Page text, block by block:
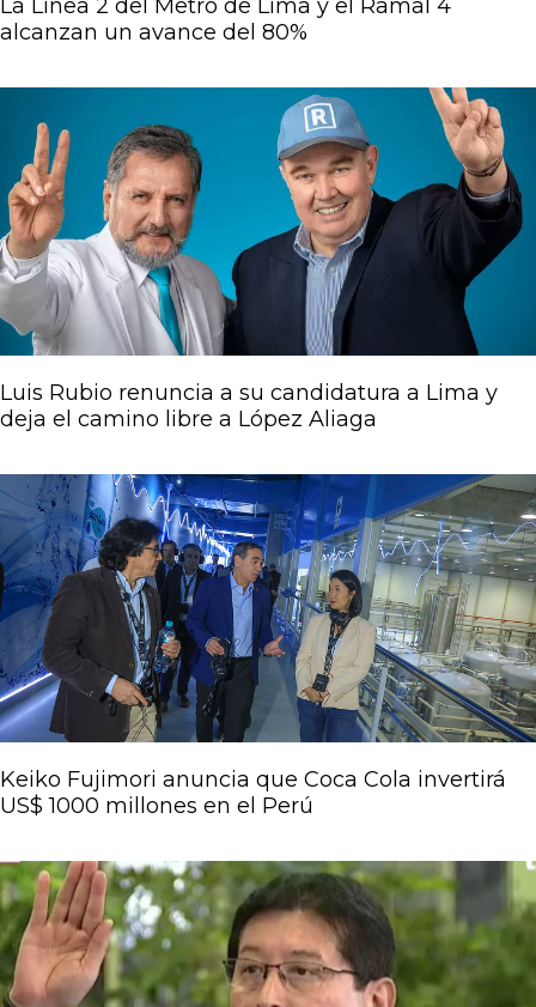
La Línea 2 del Metro de Lima y el Ramal 4
alcanzan un avance del 80%
Luis Rubio renuncia a su candidatura a Lima y
deja el camino libre a López Aliaga
Keiko Fujimori anuncia que Coca Cola invertirá
US$ 1000 millones en el Perú